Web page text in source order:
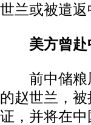
世兰或被遣返
美方曾赴
前中储粮周
的赵世兰，
证，并将在